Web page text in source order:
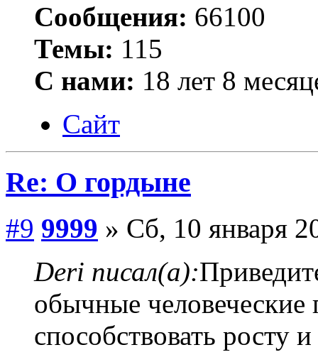
Сообщения: 66100
Темы: 115
С нами: 18 лет 8
Сайт
Re: О гордыне
#9 9999 » Сб, 10 января
Deri писал(а):
обычные человеческие
способствовать росту